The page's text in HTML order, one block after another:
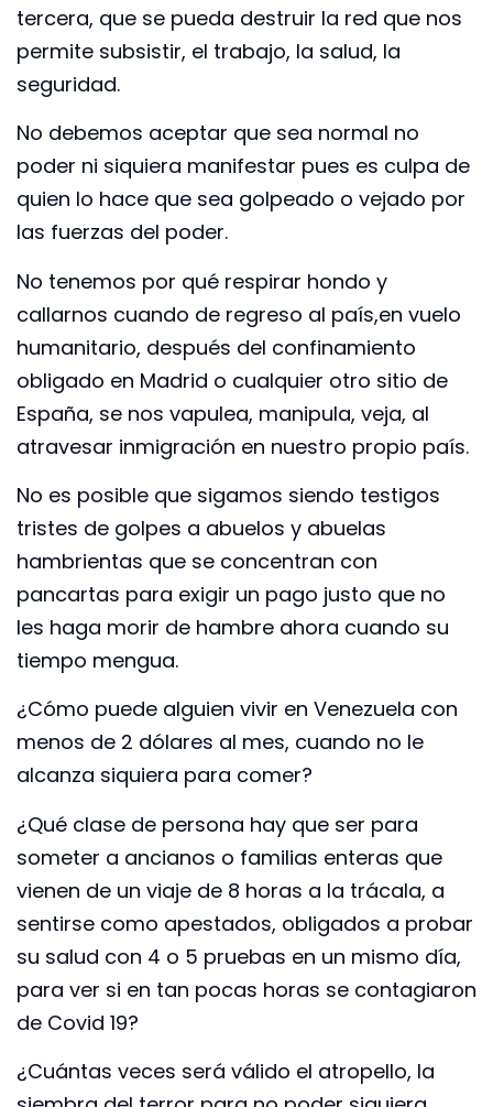
tercera, que se pueda destruir la red que nos
permite subsistir, el trabajo, la salud, la
seguridad.
No debemos aceptar que sea normal no
poder ni siquiera manifestar pues es culpa de
quien lo hace que sea golpeado o vejado por
las fuerzas del poder.
No tenemos por qué respirar hondo y
callarnos cuando de regreso al país,en vuelo
humanitario, después del confinamiento
obligado en Madrid o cualquier otro sitio de
España, se nos vapulea, manipula, veja, al
atravesar inmigración en nuestro propio país.
No es posible que sigamos siendo testigos
tristes de golpes a abuelos y abuelas
hambrientas que se concentran con
pancartas para exigir un pago justo que no
les haga morir de hambre ahora cuando su
tiempo mengua.
¿Cómo puede alguien vivir en Venezuela con
menos de 2 dólares al mes, cuando no le
alcanza siquiera para comer?
¿Qué clase de persona hay que ser para
someter a ancianos o familias enteras que
vienen de un viaje de 8 horas a la trácala, a
sentirse como apestados, obligados a probar
su salud con 4 o 5 pruebas en un mismo día,
para ver si en tan pocas horas se contagiaron
de Covid 19?
¿Cuántas veces será válido el atropello, la